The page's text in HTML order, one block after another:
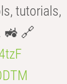
tutorials,
🚜 🔗